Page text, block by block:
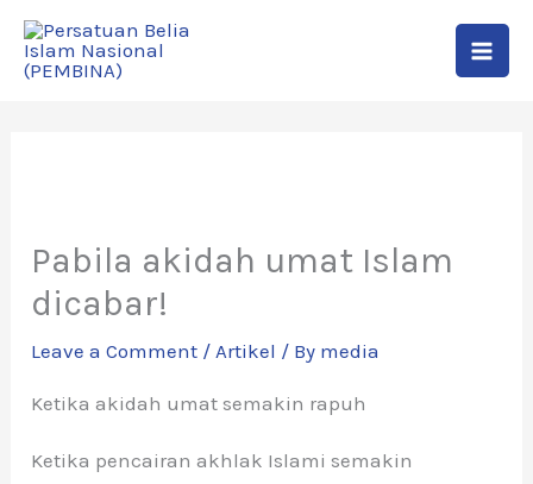
Skip
Pabila akidah umat Islam
dicabar!
Leave a Comment /Artikel / By media
Ketika akidah umat semakin rapuh
Ketika pencairan akhlak Islami semakin